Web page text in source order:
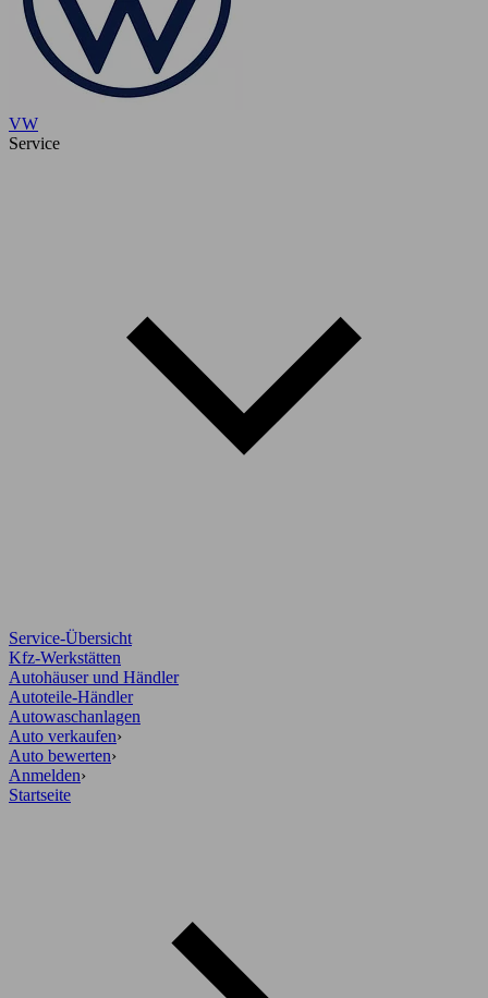
VW
Service
Service-Übersicht
Kfz-Werkstätten
Autohäuser und Händler
Autoteile-Händler
Autowaschanlagen
Auto verkaufen›
Auto bewerten›
Anmelden›
Startseite